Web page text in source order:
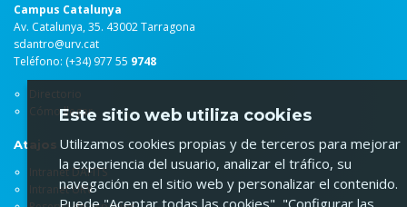
Campus Catalunya
Av. Catalunya, 35. 43002 Tarragona
sdantro@urv.cat
Teléfono: (+34) 977 55 9748
Directorio
Cómo llegar
Atajos
Intranet DAFITS
Intranet URV
Este sitio web utiliza cookies
Utilizamos cookies propias y de terceros para mejorar
la experiencia del usuario, analizar el tráfico, su
navegación en el sitio web y personalizar el contenido.
Puede "Aceptar todas las cookies", "Configurar las